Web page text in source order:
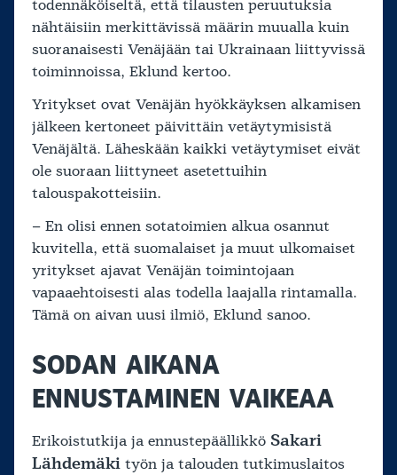
todennäköiseltä, että tilausten peruutuksia
nähtäisiin merkittävissä määrin muualla kuin
suoranaisesti Venäjään tai Ukrainaan liittyvissä
toiminnoissa, Eklund kertoo.
Yritykset ovat Venäjän hyökkäyksen alkamisen
jälkeen kertoneet päivittäin vetäytymisistä
Venäjältä. Läheskään kaikki vetäytymiset eivät
ole suoraan liittyneet asetettuihin
talouspakotteisiin.
– En olisi ennen sotatoimien alkua osannut
kuvitella, että suomalaiset ja muut ulkomaiset
yritykset ajavat Venäjän toimintojaan
vapaaehtoisesti alas todella laajalla rintamalla.
Tämä on aivan uusi ilmiö, Eklund sanoo.
SODAN AIKANA
ENNUSTAMINEN VAIKEAA
Erikoistutkija ja ennustepäällikkö Sakari
Lähdemäki työn ja talouden tutkimuslaitos